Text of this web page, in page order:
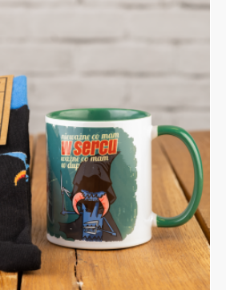
product
multiple
options
may
be
chosen
on
the
product
page